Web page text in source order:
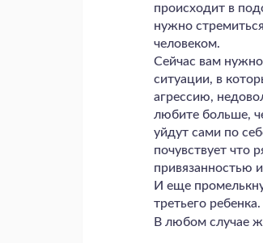
происходит в
нужно
человеком.
Сейчас вам
ситуации, в
агрессию,
любите больше,
уйдут сами по
почувствует что
привязанностью
И еще
третьего
В любом случае